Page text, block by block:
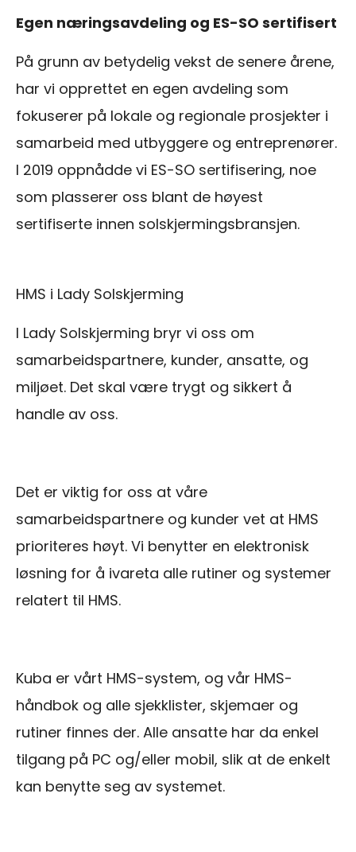
Egen næringsavdeling og ES-SO sertifisert
På grunn av betydelig vekst de senere årene,
har vi opprettet en egen avdeling som
fokuserer på lokale og regionale prosjekter i
samarbeid med utbyggere og entreprenører.
I 2019 oppnådde vi ES-SO sertifisering, noe
som plasserer oss blant de høyest
sertifiserte innen solskjermingsbransjen.
HMS i Lady Solskjerming
I Lady Solskjerming bryr vi oss om
samarbeidspartnere, kunder, ansatte, og
miljøet. Det skal være trygt og sikkert å
handle av oss.
Det er viktig for oss at våre
samarbeidspartnere og kunder vet at HMS
prioriteres høyt. Vi benytter en elektronisk
løsning for å ivareta alle rutiner og systemer
relatert til HMS.
Kuba er vårt HMS-system, og vår HMS-
håndbok og alle sjekklister, skjemaer og
rutiner finnes der. Alle ansatte har da enkel
tilgang på PC og/eller mobil, slik at de enkelt
kan benytte seg av systemet.